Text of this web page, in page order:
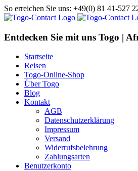
Skip
to
So erreichen Sie uns: +49(0) 81 41-527
Facebook
Instagram
Pinterest
X
Rss
E-
Entdecken Sie mit uns Togo |
Startseite
Reisen
Togo-Online-Shop
Über Togo
Blog
Kontakt
AGB
Datenschutzerklärung
Impressum
Versand
Widerrufsbelehrung
Zahlungsarten
Benutzerkonto